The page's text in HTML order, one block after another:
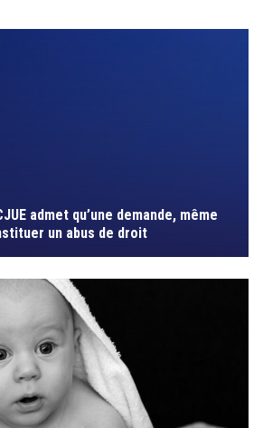
admet qu’une demande, même
un abus de droit